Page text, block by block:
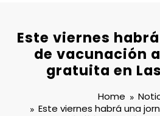
Este viernes
de vacunación
gratuita en
Home
Este viernes habrá una